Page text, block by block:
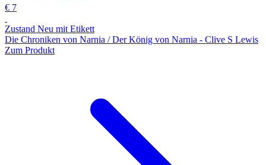
€ 7
Zustand Neu mit Etikett
Die Chroniken von Narnia / Der König von Narnia - Clive S Lewis
Zum Produkt